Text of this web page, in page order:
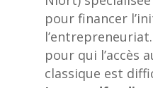
pour financer
pour qui l’accès
classique est